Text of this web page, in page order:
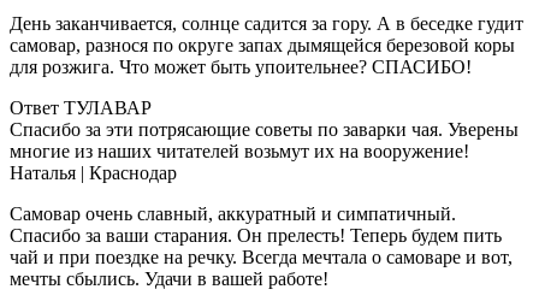
День заканчивается, солнце садится за гору. А в беседке гудит
самовар, разнося по округе запах дымящейся березовой коры
для розжига. Что может быть упоительнее? СПАСИБО!
Ответ ТУЛАВАР
Спасибо за эти потрясающие советы по заварки чая. Уверены
многие из наших читателей возьмут их на вооружение!
Наталья | Краснодар
Самовар очень славный, аккуратный и симпатичный.
Спасибо за ваши старания. Он прелесть! Теперь будем пить
чай и при поездке на речку. Всегда мечтала о самоваре и вот,
мечты сбылись. Удачи в вашей работе!